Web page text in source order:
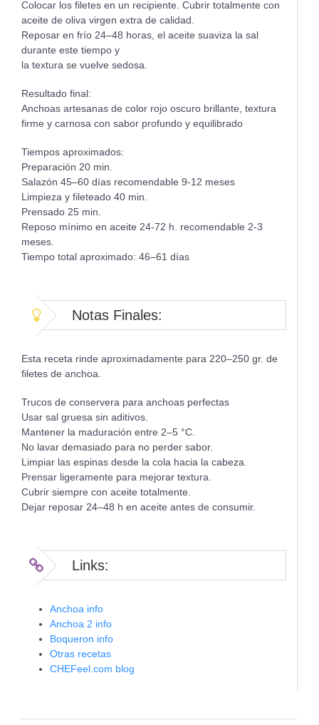
Colocar los filetes en un recipiente. Cubrir totalmente con
aceite de oliva virgen extra de calidad.
Reposar en frío 24–48 horas, el aceite suaviza la sal
durante este tiempo y
la textura se vuelve sedosa.
Resultado final:
Anchoas artesanas de color rojo oscuro brillante, textura
firme y carnosa con sabor profundo y equilibrado
Tiempos aproximados:
Preparación 20 min.
Salazón 45–60 días recomendable 9-12 meses
Limpieza y fileteado 40 min.
Prensado 25 min.
Reposo mínimo en aceite 24-72 h. recomendable 2-3
meses.
Tiempo total aproximado: 46–61 días
Notas Finales:
Esta receta rinde aproximadamente para 220–250 gr. de
filetes de anchoa.
Trucos de conservera para anchoas perfectas
Usar sal gruesa sin aditivos.
Mantener la maduración entre 2–5 °C.
No lavar demasiado para no perder sabor.
Limpiar las espinas desde la cola hacia la cabeza.
Prensar ligeramente para mejorar textura.
Cubrir siempre con aceite totalmente.
Dejar reposar 24–48 h en aceite antes de consumir.
Links:
Anchoa info
Anchoa 2 info
Boqueron info
Otras recetas
CHEFeel.com blog